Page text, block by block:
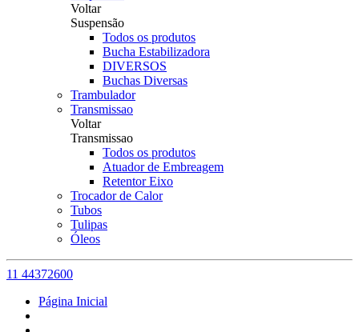
Voltar
Suspensão
Todos os produtos
Bucha Estabilizadora
DIVERSOS
Buchas Diversas
Trambulador
Transmissao
Voltar
Transmissao
Todos os produtos
Atuador de Embreagem
Retentor Eixo
Trocador de Calor
Tubos
Tulipas
Óleos
11 44372600
Página Inicial